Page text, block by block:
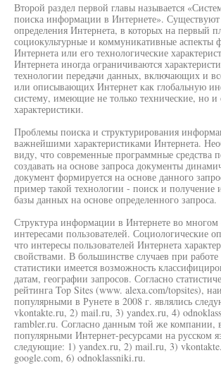
Второй раздел первой главы называется
поиска информации в Интернете».
определения Интернета, в которых на первый
социокультурные и коммуникативные аспекты
Интернета или его технологические
Интернета иногда ограничиваются
технологии передачи данных, включающих и
или описывающих Интернет как глобальную
систему, имеющие не только технические, но и
характеристики.
Проблемы поиска и структурирования
важнейшими характеристиками Интернета.
виду, что современные программные средства
создавать на основе запроса документы
документ формируется на основе данного
пример такой технологии - поиск и
базы данных на основе определенного запроса.
Структура информации в Интернете во многом
интересами пользователей. Социологические
что интересы пользователей Интернета
свойствами. В большинстве случаев при работе
статистики имеется возможность
датам, географии запросов. Согласно
рейтинга Top Sites (www. alexa.com/topsites),
популярными в Рунете в 2008 г. являлись
vkontakte.ru, 2) mail.ru, 3) yandex.ru, 4)
rambler.ru. Согласно данным той же компании,
популярными Интернет-ресурсами на русском
следующие: 1) yandex.ru, 2) mail.ru, 3)
google.com, 6) odnoklassniki.ru.